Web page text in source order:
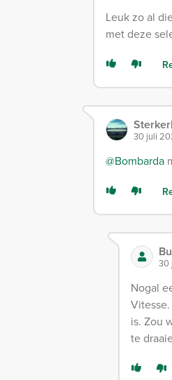
Leuk zo al
met deze
30 juli
@Bombarda
30
Nogal
is. Zou
te